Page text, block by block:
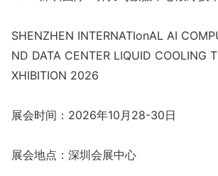
SHENZHEN INTERNATIonAL AI
ND DATA CENTER LIQUID COOLING
XHIBITION 2026
展会时间：2026年10月28-30日
展会地点：深圳会展中心